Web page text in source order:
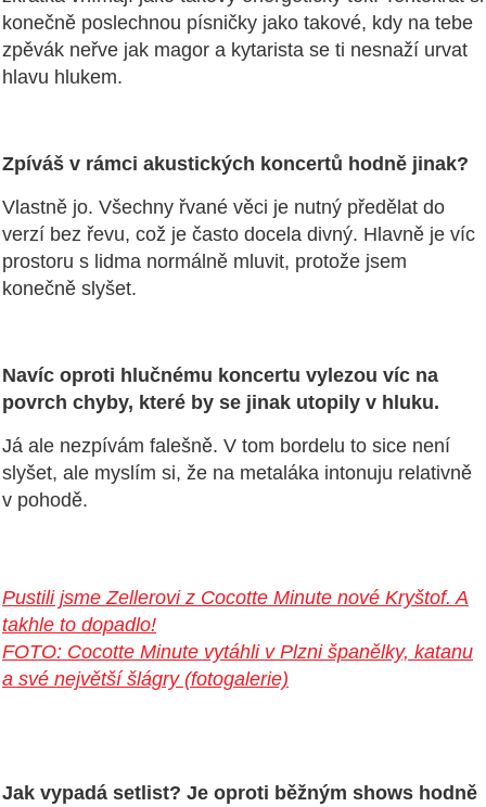
konečně poslechnou písničky jako takové, kdy na tebe
zpěvák neřve jak magor a kytarista se ti nesnaží urvat
hlavu hlukem.
Zpíváš v rámci akustických koncertů hodně jinak?
Vlastně jo. Všechny řvané věci je nutný předělat do
verzí bez řevu, což je často docela divný. Hlavně je víc
prostoru s lidma normálně mluvit, protože jsem
konečně slyšet.
Navíc oproti hlučnému koncertu vylezou víc na
povrch chyby, které by se jinak utopily v hluku.
Já ale nezpívám falešně. V tom bordelu to sice není
slyšet, ale myslím si, že na metaláka intonuju relativně
v pohodě.
Pustili jsme Zellerovi z Cocotte Minute nové Kryštof. A
takhle to dopadlo!
FOTO: Cocotte Minute vytáhli v Plzni španělky, katanu
a své největší šlágry (fotogalerie)
Jak vypadá setlist? Je oproti běžným shows hodně